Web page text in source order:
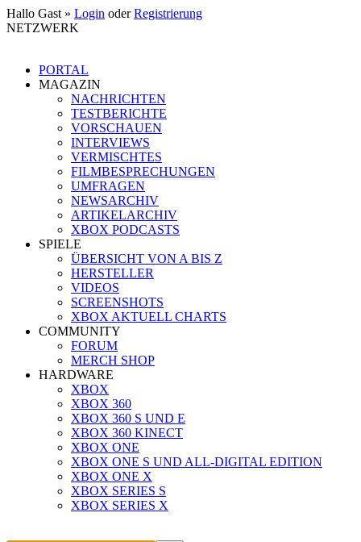
Hallo Gast » Login oderRegistrierung
NETZWERK
PORTAL
MAGAZIN
NACHRICHTEN
TESTBERICHTE
VORSCHAUEN
INTERVIEWS
VERMISCHTES
FILMBESPRECHUNGEN
UMFRAGEN
NEWSARCHIV
ARTIKELARCHIV
XBOX PODCASTS
SPIELE
ÜBERSICHT VON A BIS Z
HERSTELLER
VIDEOS
SCREENSHOTS
XBOX AKTUELL CHARTS
COMMUNITY
FORUM
MERCH SHOP
HARDWARE
XBOX
XBOX 360
XBOX 360 S UND E
XBOX 360 KINECT
XBOX ONE
XBOX ONE S UND ALL-DIGITAL EDITION
XBOX ONE X
XBOX SERIES S
XBOX SERIES X